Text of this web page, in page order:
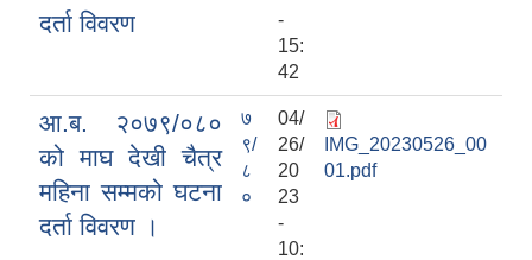
दर्ता विवरण
-
15:
42
आ.ब. २०७९/०८०
को माघ देखी चैत्र
महिना सम्मको घटना
दर्ता विवरण ।
७
९/
८
०
04/
26/
20
23
-
10:
IMG_20230526_00
01.pdf